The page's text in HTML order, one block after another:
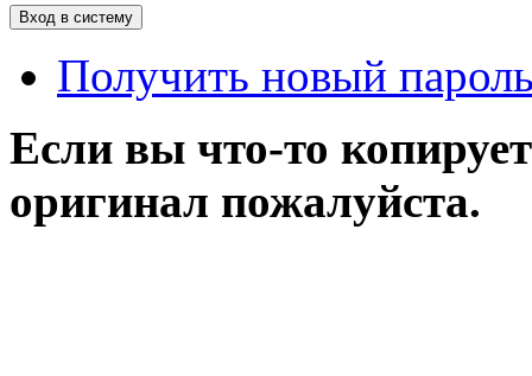
Получить новый
Если вы что-то
оригинал пожалуйста.